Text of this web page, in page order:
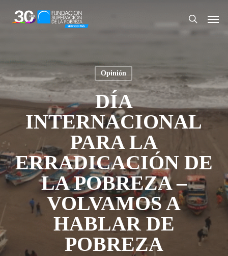
search
Menu
Opinión
DÍA
INTERNACIONAL
PARA LA
ERRADICACIÓN DE
LA POBREZA –
VOLVAMOS A
HABLAR DE
POBREZA